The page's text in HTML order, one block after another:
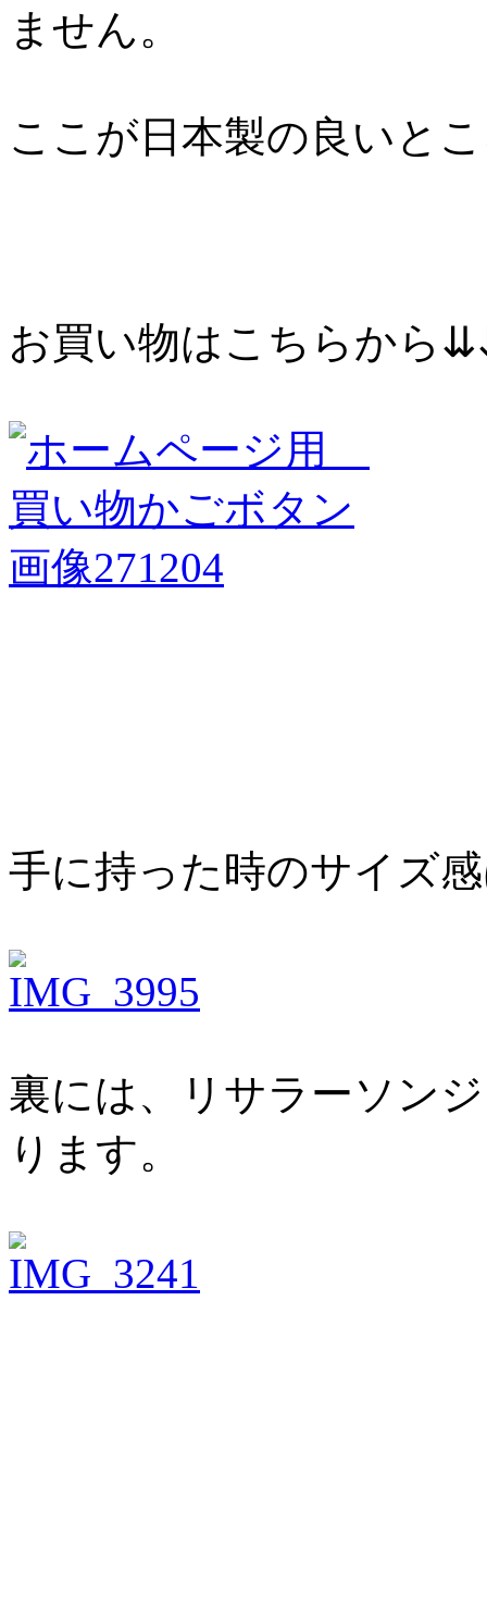
ません。
ここが日本製の良いと
お買い物はこちらから
手に持った時のサイズ
裏には、リサラーソン
ります。